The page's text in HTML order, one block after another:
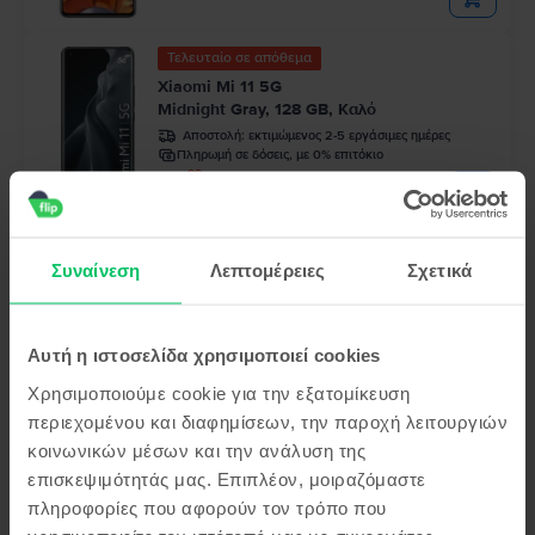
Συναίνεση Λεπτομέρειες Σχετικά
Αυτή η ιστοσελίδα χρησιμοποιεί cookies
Χρησιμοποιούμε cookie για την εξατομίκευση
περιεχομένου και διαφημίσεων, την παροχή λειτουργιών
κοινωνικών μέσων και την ανάλυση της
επισκεψιμότητάς μας. Επιπλέον, μοιραζόμαστε
πληροφορίες που αφορούν τον τρόπο που
Τελευταίο σε απόθεμα
Xiaomi Mi 11 5G
Midnight Gray, 128 GB, Καλό
Αποστολή: εκτιμώμενος 2-5 εργάσιμες ημέρες
Πληρωμή σε δόσεις, με 0% επιτόκιο
99
Xiaomi Redmi Note 13 Pro Plus 5G Dual
Πληρωμή σε δόσεις, με 0% επιτόκιο